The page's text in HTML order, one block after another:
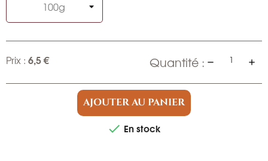
Prix : 6,5 € Quantité :
AJOUTER AU PANIER
 En stock